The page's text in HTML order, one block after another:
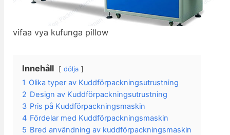
vifaa vya kufunga pillow
Innehåll dölja
1 Olika typer av Kuddförpackningsutrustning
2 Design av Kuddförpackningsutrustning
3 Pris på Kuddförpackningsmaskin
4 Fördelar med Kuddförpackningsmaskin
5 Bred användning av kuddförpackningsmaskin